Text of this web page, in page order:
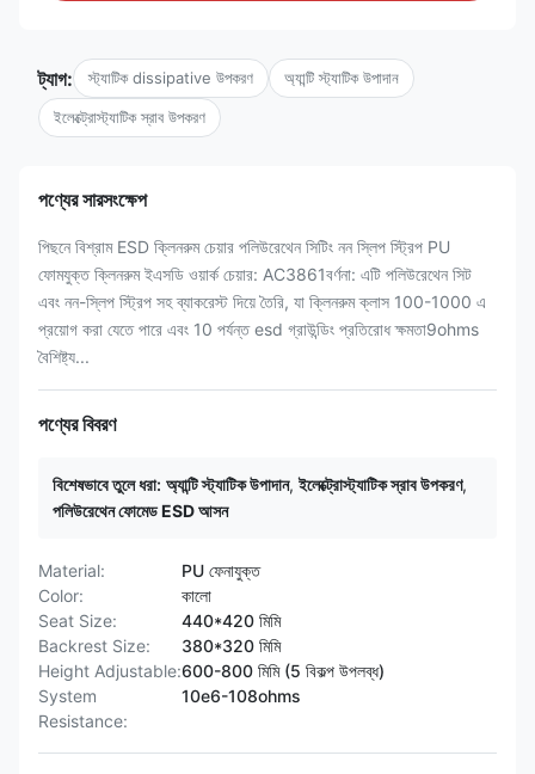
ট্যাগ: স্ট্যাটিক dissipative উপকরণ অ্যান্টি স্ট্যাটিক উপাদান
ইলেক্ট্রোস্ট্যাটিক স্রাব উপকরণ
পণ্যের সারসংক্ষেপ
পিছনে বিশ্রাম ESD ক্লিনরুম চেয়ার পলিউরেথেন সিটিং নন স্লিপ স্ট্রিপ PU
ফোমযুক্ত ক্লিনরুম ইএসডি ওয়ার্ক চেয়ার: AC3861বর্ণনা: এটি পলিউরেথেন সিট
এবং নন-স্লিপ স্ট্রিপ সহ ব্যাকরেস্ট দিয়ে তৈরি, যা ক্লিনরুম ক্লাস 100-1000 এ
প্রয়োগ করা যেতে পারে এবং 10 পর্যন্ত esd গ্রাউন্ডিং প্রতিরোধ ক্ষমতা9ohms
বৈশিষ্ট্য...
পণ্যের বিবরণ
বিশেষভাবে তুলে ধরা: অ্যান্টি স্ট্যাটিক উপাদান,ইলেক্ট্রোস্ট্যাটিক স্রাব উপকরণ,
পলিউরেথেন ফোমেড ESD আসন
Material:
PU ফেনাযুক্ত
Color:
কালো
Seat Size:
440*420 মিমি
Backrest Size:
380*320 মিমি
Height Adjustable:600-800 মিমি (5 বিকল্প উপলব্ধ)
System
Resistance:
10e6-108ohms